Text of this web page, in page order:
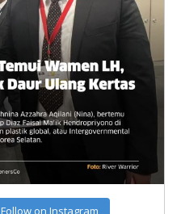
Follow on Instagram